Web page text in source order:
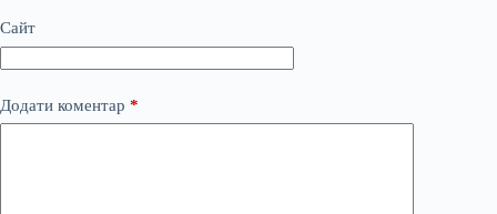
Сайт
Додати коментар *